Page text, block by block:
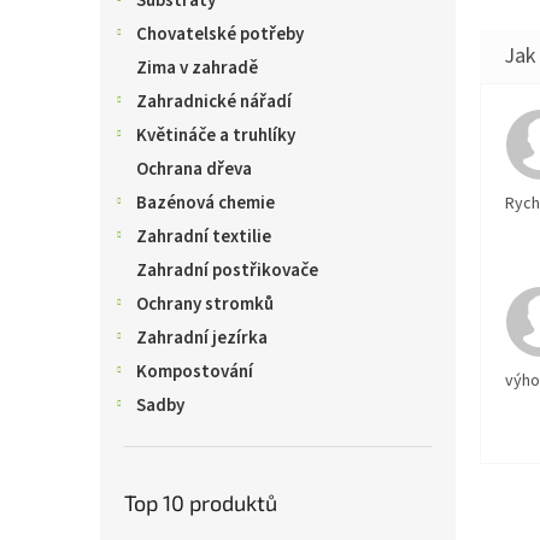
Chovatelské potřeby
Zima v zahradě
Zahradnické nářadí
Květináče a truhlíky
Ochrana dřeva
Bazénová chemie
Zahradní textilie
Zahradní postřikovače
Ochrany stromků
Zahradní jezírka
Kompostování
Sadby
Top 10 produktů